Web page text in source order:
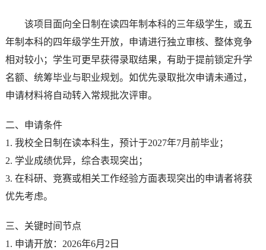
该项目面向全日制在读四年制本科的三年级学生，或五
年制本科的四年级学生开放，申请进行独立审核、整体竞争
相对较小；学生可更早获得录取结果，有助于提前锁定升学
名额、统筹毕业与职业规划。如优先录取批次申请未通过，
申请材料将自动转入常规批次评审。
二、申请条件
1. 我校全日制在读本科生，预计于2027年7月前毕业；
2. 学业成绩优异，综合表现突出；
3. 在科研、竞赛或相关工作经验方面表现突出的申请者将获
优先考虑。
三、关键时间节点
1. 申请开放：2026年6月2日